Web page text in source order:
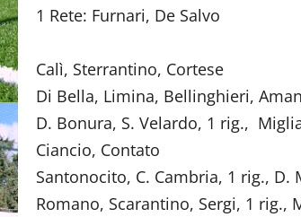
1 Rete: Furnari,
Calì,
Di Bella, Limina,
D. Bonura, S. Velardo, 1 rig.,
Ciancio,
Santonocito, C. Cambria, 1 rig., D.
Romano, Scarantino,